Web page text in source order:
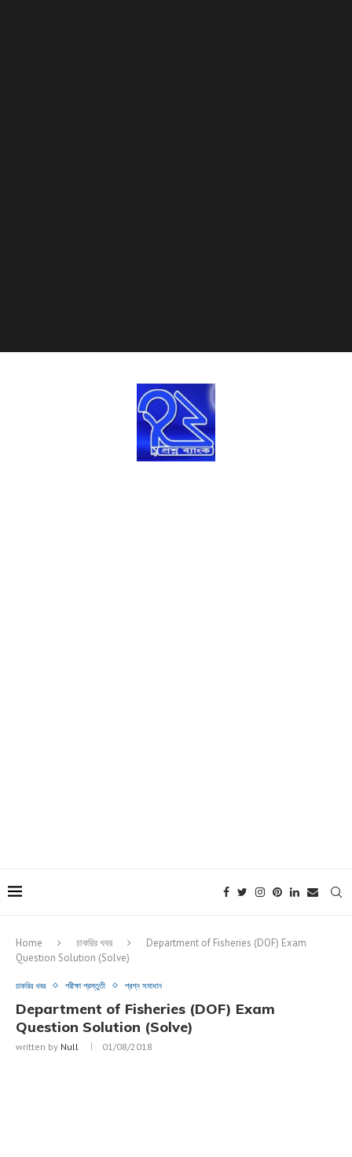
Home চাকরির খবর
Department of Fisheries (DOF) Exam
Question Solution (Solve)
চাকরির খবর পরীক্ষা প্রস্তুতী প্রশ্ন সমাধান
Department of Fisheries (DOF) Exam
Question Solution (Solve)
written by Null 01/08/2018